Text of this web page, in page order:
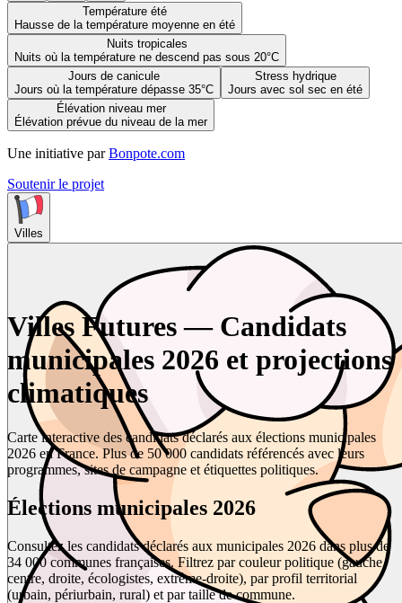
Température été
Hausse de la température moyenne en été
Nuits tropicales
Nuits où la température ne descend pas sous 20°C
Jours de canicule
Jours où la température dépasse 35°C
Stress hydrique
Jours avec sol sec en été
Élévation niveau mer
Élévation prévue du niveau de la mer
Une initiative par Bonpote.com
Soutenir le projet
Villes
Villes Futures — Candidats
municipales 2026 et projections
climatiques
Carte interactive des candidats déclarés aux élections municipales
2026 en France. Plus de 50 000 candidats référencés avec leurs
programmes, sites de campagne et étiquettes politiques.
Élections municipales 2026
Consultez les candidats déclarés aux municipales 2026 dans plus de
34 000 communes françaises. Filtrez par couleur politique (gauche,
centre, droite, écologistes, extrême-droite), par profil territorial
(urbain, périurbain, rural) et par taille de commune.